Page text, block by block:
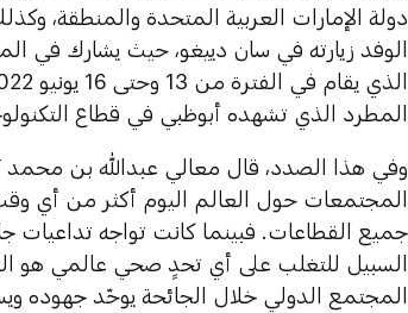
دولة الإمارات العربية المتحدة والمنطقة،
الوفد زيارته في سان دييغو، حيث يشارك في
المطرد الذي تشهده أبوظبي في قطاع
وفي هذا الصدد، قال معالي عبدالله بن
المجتمعات حول العالم اليوم أكثر من أي
السبيل للتغلب على أي تحدٍ صحي عالمي هو
المجتمع الدولي خلال الجائحة يوحّد جهوده